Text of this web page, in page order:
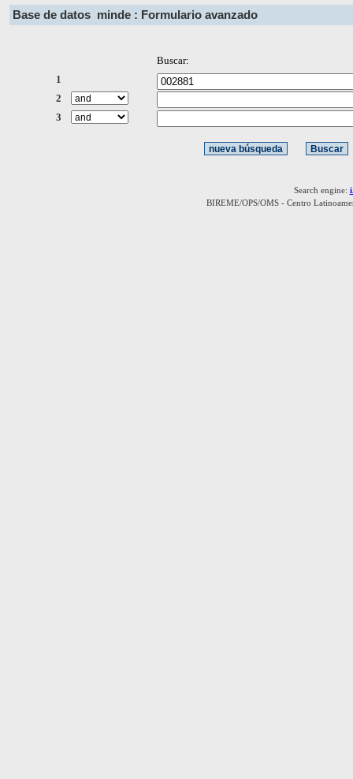
Base de datos minde : Formulario avanzado
Buscar:
1
2
3
Search engine:
BIREME/OPS/OMS - Centro